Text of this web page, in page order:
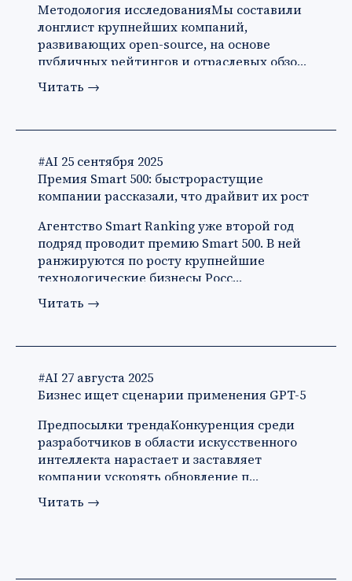
Методология исследованияМы составили
лонглист крупнейших компаний,
развивающих open-source, на основе
публичных рейтингов и отраслевых обзо…
Читать →
#AI 25 сентября 2025
Премия Smart 500: быстрорастущие
компании рассказали, что драйвит их рост
Агентство Smart Ranking уже второй год
подряд проводит премию Smart 500. В ней
ранжируются по росту крупнейшие
технологические бизнесы Росс…
Читать →
#AI 27 августа 2025
Бизнес ищет сценарии применения GPT-5
Предпосылки трендаКонкуренция среди
разработчиков в области искусственного
интеллекта нарастает и заставляет
компании ускорять обновление п…
Читать →